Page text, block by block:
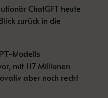
ChatGPT heute
zurück in die
Modells
mit 117 Millionen
aber noch recht